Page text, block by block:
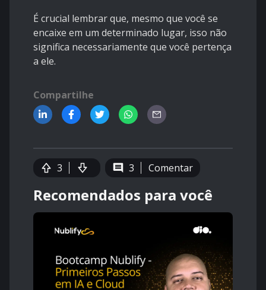
É crucial lembrar que, mesmo que você se
encaixe em um determinado lugar, isso não
significa necessariamente que você pertença
a ele.
Compartilhe
3 3 Comentar
Recomendados para você